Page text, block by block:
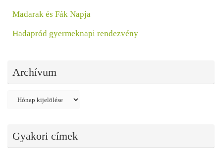
Madarak és Fák Napja
Hadapród gyermeknapi rendezvény
Archívum
Archívum
Gyakori címek